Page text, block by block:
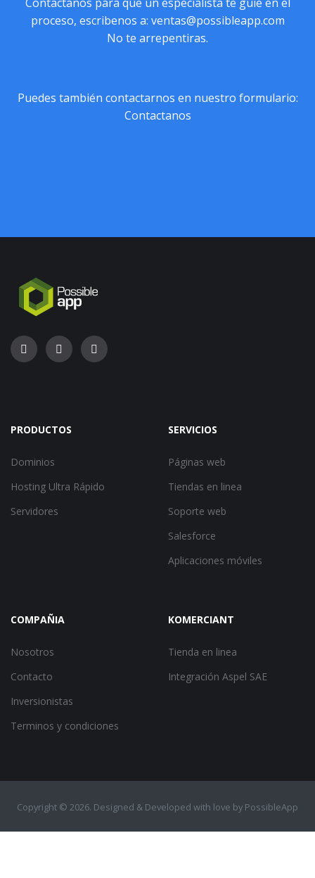
proceso, escribenos a: ventas@possibleapp.com
No te arrepentiras.
Puedes también contactarnos en nuestro formulario:
Contactanos
PRODUCTOS
Dominios
Hosting Ultra Rápido
Servidores
SERVICIOS
Páginas web
Tiendas en linea
Soporte web
Salesforce
Aplicaciones móviles
COMPAÑIA
Nosotros
Contacto
Inversionistas
Terminos y condiciones
KOMERCIANT
Tienda en linea
Integración Aspel SAE
Copyright © 2026. Designed & Developed with love by PossibleApp